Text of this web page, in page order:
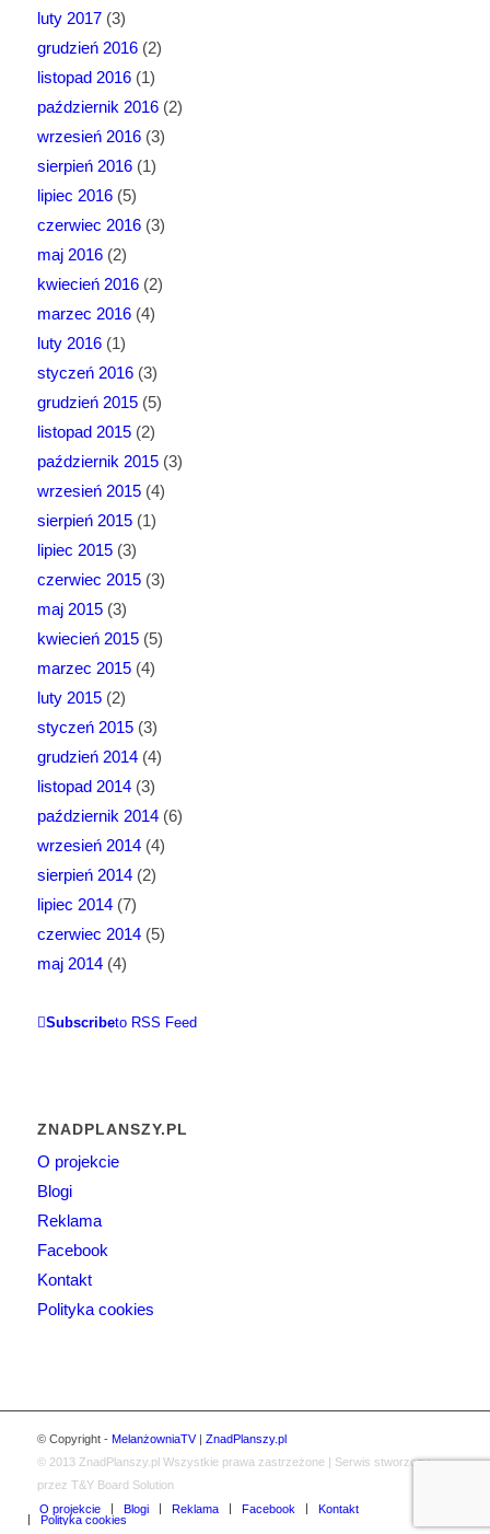
luty 2017(3)
grudzień 2016(2)
listopad 2016(1)
październik 2016(2)
wrzesień 2016(3)
sierpień 2016(1)
lipiec 2016(5)
czerwiec 2016(3)
maj 2016(2)
kwiecień 2016(2)
marzec 2016(4)
luty 2016(1)
styczeń 2016(3)
grudzień 2015(5)
listopad 2015(2)
październik 2015(3)
wrzesień 2015(4)
sierpień 2015(1)
lipiec 2015(3)
czerwiec 2015(3)
maj 2015(3)
kwiecień 2015(5)
marzec 2015(4)
luty 2015(2)
styczeń 2015(3)
grudzień 2014(4)
listopad 2014(3)
październik 2014(6)
wrzesień 2014(4)
sierpień 2014(2)
lipiec 2014(7)
czerwiec 2014(5)
maj 2014(4)
Subscribeto RSS Feed
ZNADPLANSZY.PL
O projekcie
Blogi
Reklama
Facebook
Kontakt
Polityka cookies
© Copyright - MelanżowniaTV| ZnadPlanszy.pl
© 2013 ZnadPlanszy.pl Wszystkie prawa zastrzeżone | Serwis stworzony
przez T&Y Board Solution
O projekcie
Blogi Reklama Facebook
Kontakt
Polityka cookies